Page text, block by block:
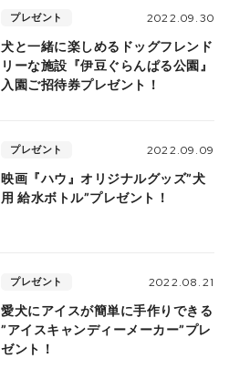
プレゼント 2022.09.30
犬と一緒に楽しめるドッグフレンド
リーな施設『伊豆ぐらんぱる公園』
入園ご招待券プレゼント！
プレゼント 2022.09.09
映画『ハウ』オリジナルグッズ”犬
用 給水ボトル”プレゼント！
プレゼント 2022.08.21
愛犬にアイスが簡単に手作りできる
”アイスキャンディーメーカー”プレ
ゼント！